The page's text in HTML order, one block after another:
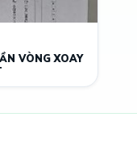
VÒNG XOAY